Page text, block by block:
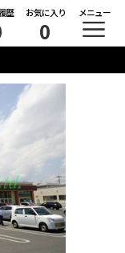
歴 お気に入り
0
メニュー